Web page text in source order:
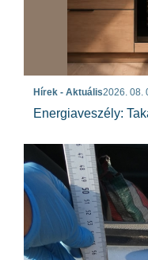
Hírek - Aktuális2026. 08.
Energiaveszély: